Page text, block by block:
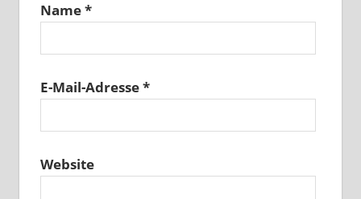
Name*
E-Mail-Adresse*
Website